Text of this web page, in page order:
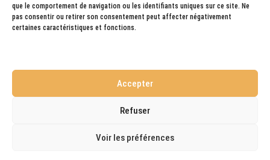
que le comportement de navigation ou les identifiants uniques sur ce site. Ne
pas consentir ou retirer son consentement peut affecter négativement
certaines caractéristiques et fonctions.
Accepter
Refuser
Voir les préférences
Pays prochainement ouvert à la livraison
Conditions générales de ventes